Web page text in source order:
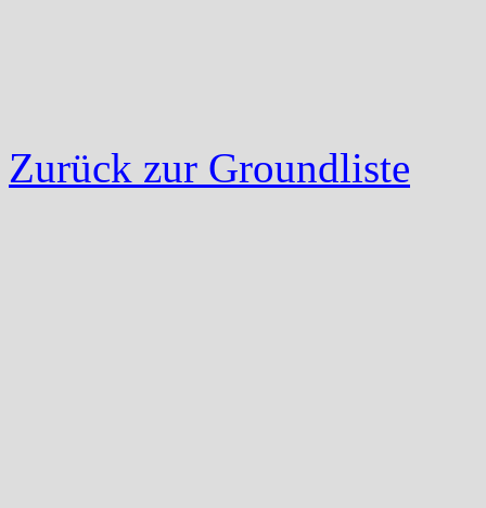
Zurück zur Groundliste